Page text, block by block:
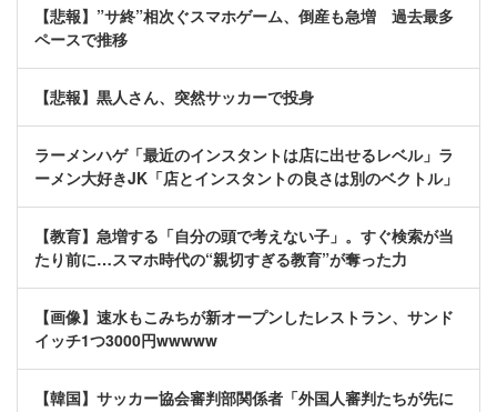
【悲報】”サ終”相次ぐスマホゲーム、倒産も急増 過去最多
ペースで推移
【悲報】黒人さん、突然サッカーで投身
ラーメンハゲ「最近のインスタントは店に出せるレベル」ラ
ーメン大好きJK「店とインスタントの良さは別のベクトル」
【教育】急増する「自分の頭で考えない子」。すぐ検索が当
たり前に…スマホ時代の“親切すぎる教育”が奪った力
【画像】速水もこみちが新オープンしたレストラン、サンド
イッチ1つ3000円wwwww
【韓国】サッカー協会審判部関係者「外国人審判たちが先に